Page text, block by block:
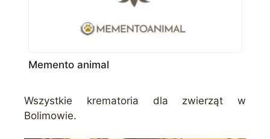
Memento animal
Wszystkie krematoria dla zwierząt w
Bolimowie.